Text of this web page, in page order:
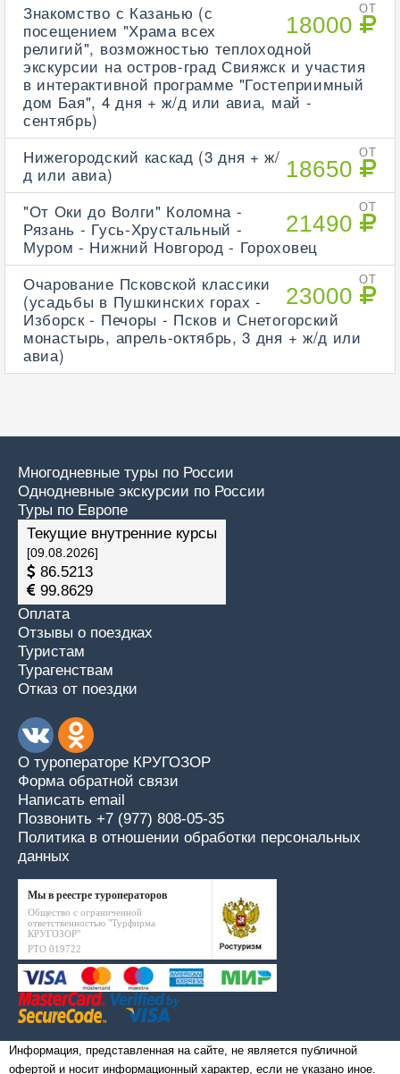
ОТ
18000
Знакомство с Казанью (с
посещением "Храма всех
религий", возможностью теплоходной
экскурсии на остров-град Свияжск и участия
в интерактивной программе "Гостеприимный
дом Бая", 4 дня + ж/д или авиа, май -
сентябрь)
ОТ
18650
Нижегородский каскад (3 дня + ж/
д или авиа)
ОТ
21490
"От Оки до Волги" Коломна -
Рязань - Гусь-Хрустальный -
Муром - Нижний Новгород - Гороховец
ОТ
23000
Очарование Псковской классики
(усадьбы в Пушкинских горах -
Изборск - Печоры - Псков и Снетогорский
монастырь, апрель-октябрь, 3 дня + ж/д или
авиа)
Многодневные туры по России
Однодневные экскурсии по России
Туры по Европе
Текущие внутренние курсы
[09.08.2026]
86.5213
99.8629
Оплата
Отзывы о поездках
Туристам
Турагенствам
Отказ от поездки
О туроператоре КРУГОЗОР
Форма обратной связи
Написать email
Позвонить +7 (977) 808-05-35
Политика в отношении обработки персональных
данных
Мы в реестре туроператоров
Общество с ограниченной
ответственностью "Турфирма
КРУГОЗОР"
РТО 019722
Информация, представленная на сайте, не является публичной
офертой и носит информационный характер, если не указано иное.